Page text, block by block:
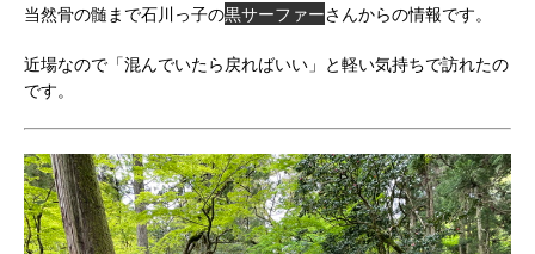
当然骨の髄まで石川っ子の黒サーファーさんからの情報です。
近場なので「混んでいたら戻ればいい」と軽い気持ちで訪れたの
です。